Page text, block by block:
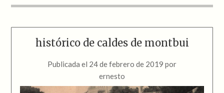
histórico de caldes de montbui
Publicada el 24 de febrero de 2019 por
ernesto